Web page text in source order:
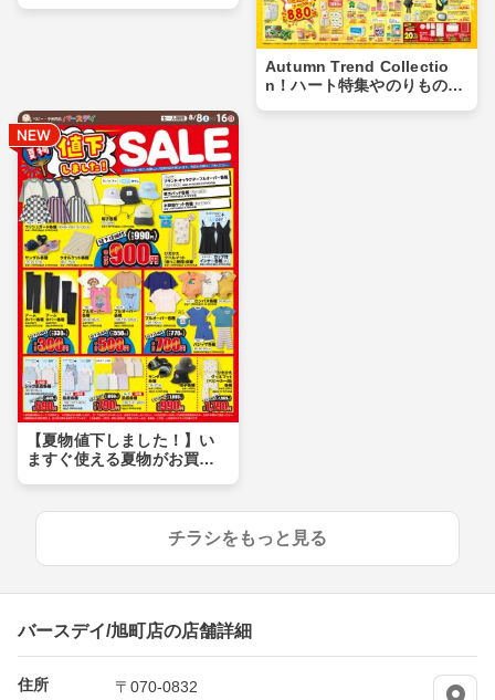
Autumn Trend Collectio
n！ハート特集やのりもの特
【夏物値下しました！】い
ますぐ使える夏物がお買い
チラシをもっと見る
バースデイ/旭町店の店舗詳細
住所
〒070-0832